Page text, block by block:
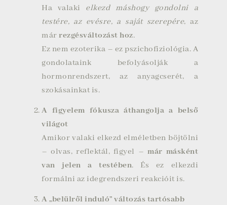
Ha valaki elkezd máshogy gondolni a
testére, az evésre, a saját szerepére, az
már rezgésváltozást hoz.
Ez nem ezoterika – ez pszichofiziológia. A
gondolataink befolyásolják a
hormonrendszert, az anyagcserét, a
szokásainkat is.
A figyelem fókusza áthangolja a belső
világot
Amikor valaki elkezd elméletben böjtölni
– olvas, reflektál, figyel –már másként
van jelen a testében. És ez elkezdi
formálni az idegrendszeri reakcióit is.
A „belülről induló” változás tartósabb